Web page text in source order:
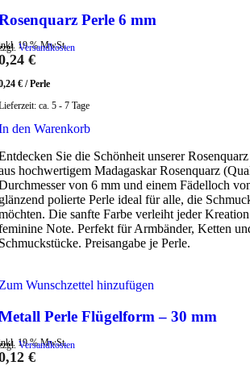
Perle 6 mm
19 % MwSt.
Versandkosten
€
€ /Perle
ca. 5 - 7 Tage
den Warenkorb
Sie die Schönheit unserer
hochwertigem Madagaskar Rosenquarz
von 6 mm und einem Fädelloch
polierte Perle ideal für alle, die
Die sanfte Farbe verleiht jeder
Note. Perfekt für Armbänder, Ketten
Preisangabe je Perle.
Wunschzettel hinzufügen
Perle Flügelform – 30 mm
19 % MwSt.
Versandkosten
€